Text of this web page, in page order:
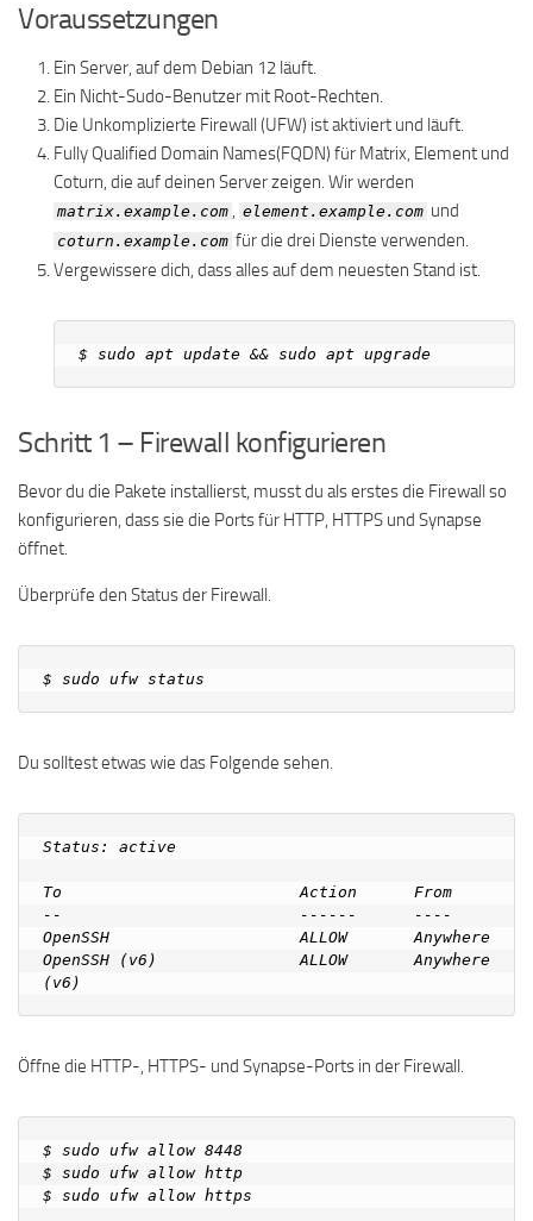
Voraussetzungen
Ein Server, auf dem Debian 12 läuft.
Ein Nicht-Sudo-Benutzer mit Root-Rechten.
Die Unkomplizierte Firewall (UFW) ist aktiviert und läuft.
Fully Qualified Domain Names(FQDN) für Matrix, Element und
Coturn, die auf deinen Server zeigen. Wir werden
matrix.example.com , element.example.com und
coturn.example.com für die drei Dienste verwenden.
Vergewissere dich, dass alles auf dem neuesten Stand ist.
Schritt 1 – Firewall konfigurieren
Bevor du die Pakete installierst, musst du als erstes die Firewall so
konfigurieren, dass sie die Ports für HTTP, HTTPS und Synapse
öffnet.
Überprüfe den Status der Firewall.
Du solltest etwas wie das Folgende sehen.
Status: active
To                         Action      From
--                         ------      ----
OpenSSH                    ALLOW       Anywhere
OpenSSH (v6)               ALLOW       Anywhere
Öffne die HTTP-, HTTPS- und Synapse-Ports in der Firewall.
$ sudo ufw allow 8448
$ sudo ufw allow http